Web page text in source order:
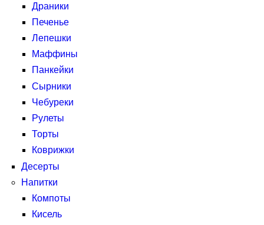
Драники
Печенье
Лепешки
Маффины
Панкейки
Сырники
Чебуреки
Рулеты
Торты
Коврижки
Десерты
Напитки
Компоты
Кисель